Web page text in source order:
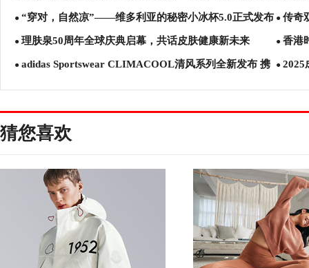
都市
● “穿对，自然凉”——维多利亚的秘密小冰杯5.0正式发布 ● 传奇
● 理肤泉50周年全球庆典启幕，共话皮肤健康新未来 ● 香港
合，
● adidas Sportswear CLIMACOOL清风系列全新发布 携
手新生代冠军潘展乐、王欣瑜、吴艳妮、胡明轩，刷新透
爽新标准
● 2025
创城市
猜您喜欢